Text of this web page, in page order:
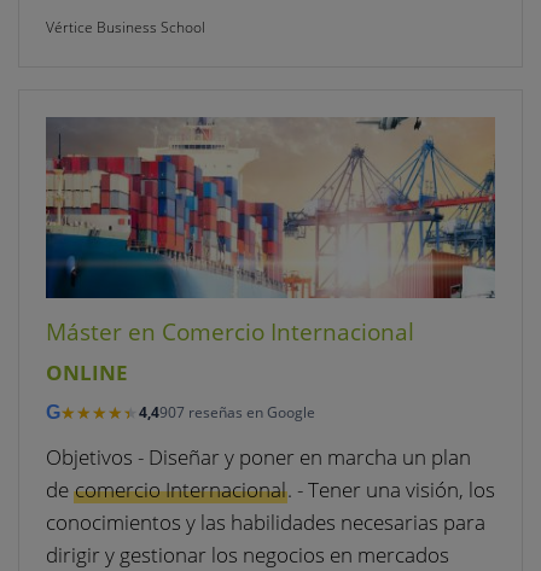
Vértice Business School
Máster en Comercio Internacional
ONLINE
G★★★★★
★★★★★ 4,4907 reseñas en Google
Objetivos - Diseñar y poner en marcha un plan
de comercio Internacional. - Tener una visión, los
conocimientos y las habilidades necesarias para
dirigir y gestionar los negocios en mercados